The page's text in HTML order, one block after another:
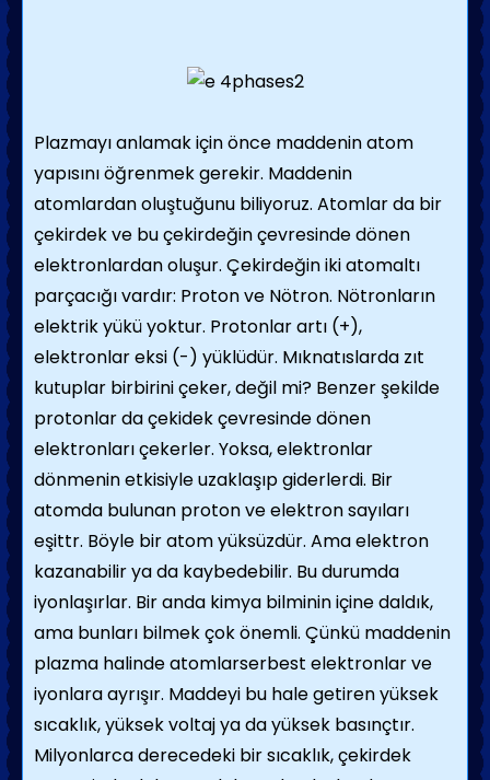
Plazmayı anlamak için önce maddenin atom
yapısını öğrenmek gerekir. Maddenin
atomlardan oluştuğunu biliyoruz. Atomlar da bir
çekirdek ve bu çekirdeğin çevresinde dönen
elektronlardan oluşur. Çekirdeğin iki atomaltı
parçacığı vardır: Proton ve Nötron. Nötronların
elektrik yükü yoktur. Protonlar artı (+),
elektronlar eksi (-) yüklüdür. Mıknatıslarda zıt
kutuplar birbirini çeker, değil mi? Benzer şekilde
protonlar da çekidek çevresinde dönen
elektronları çekerler. Yoksa, elektronlar
dönmenin etkisiyle uzaklaşıp giderlerdi. Bir
atomda bulunan proton ve elektron sayıları
eşittr. Böyle bir atom yüksüzdür. Ama elektron
kazanabilir ya da kaybedebilir. Bu durumda
iyonlaşırlar. Bir anda kimya bilminin içine daldık,
ama bunları bilmek çok önemli. Çünkü maddenin
plazma halinde atomlarserbest elektronlar ve
iyonlara ayrışır. Maddeyi bu hale getiren yüksek
sıcaklık, yüksek voltaj ya da yüksek basınçtır.
Milyonlarca derecedeki bir sıcaklık, çekirdek